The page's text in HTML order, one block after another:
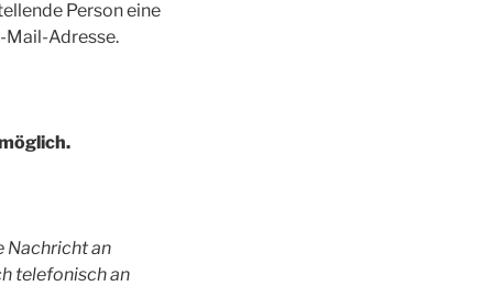
Person eine
Mail-Adresse.
Nachricht an
telefonisch an